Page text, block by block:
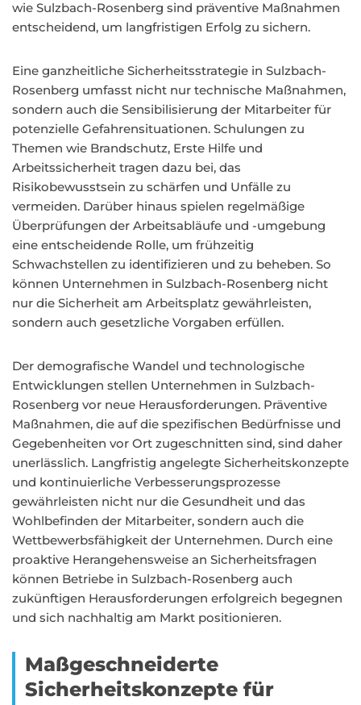
wie Sulzbach-Rosenberg sind präventive Maßnahmen
entscheidend, um langfristigen Erfolg zu sichern.
Eine ganzheitliche Sicherheitsstrategie in Sulzbach-
Rosenberg umfasst nicht nur technische Maßnahmen,
sondern auch die Sensibilisierung der Mitarbeiter für
potenzielle Gefahrensituationen. Schulungen zu
Themen wie Brandschutz, Erste Hilfe und
Arbeitssicherheit tragen dazu bei, das
Risikobewusstsein zu schärfen und Unfälle zu
vermeiden. Darüber hinaus spielen regelmäßige
Überprüfungen der Arbeitsabläufe und -umgebung
eine entscheidende Rolle, um frühzeitig
Schwachstellen zu identifizieren und zu beheben. So
können Unternehmen in Sulzbach-Rosenberg nicht
nur die Sicherheit am Arbeitsplatz gewährleisten,
sondern auch gesetzliche Vorgaben erfüllen.
Der demografische Wandel und technologische
Entwicklungen stellen Unternehmen in Sulzbach-
Rosenberg vor neue Herausforderungen. Präventive
Maßnahmen, die auf die spezifischen Bedürfnisse und
Gegebenheiten vor Ort zugeschnitten sind, sind daher
unerlässlich. Langfristig angelegte Sicherheitskonzepte
und kontinuierliche Verbesserungsprozesse
gewährleisten nicht nur die Gesundheit und das
Wohlbefinden der Mitarbeiter, sondern auch die
Wettbewerbsfähigkeit der Unternehmen. Durch eine
proaktive Herangehensweise an Sicherheitsfragen
können Betriebe in Sulzbach-Rosenberg auch
zukünftigen Herausforderungen erfolgreich begegnen
und sich nachhaltig am Markt positionieren.
Maßgeschneiderte
Sicherheitskonzepte für